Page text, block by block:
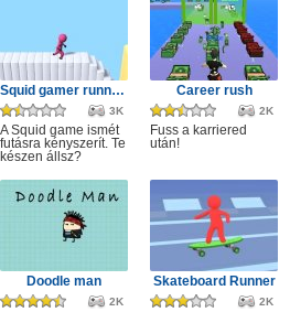
Squid gamer runner obstacle
3K
A Squid game ismét
futásra kényszerít. Te
készen állsz?
Career rush
2K
Fuss a karriered
után!
Doodle man
2K
Skateboard Runner
2K